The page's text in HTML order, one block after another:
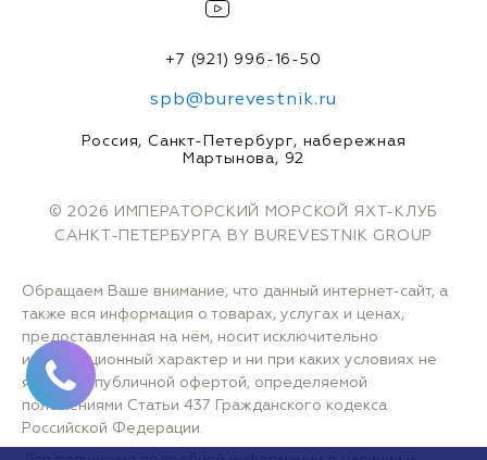
+7 (921) 996-16-50
spb@burevestnik.ru
Россия, Санкт-Петербург, набережная
Мартынова, 92
© 2026 ИМПЕРАТОРСКИЙ МОРСКОЙ ЯХТ-КЛУБ
САНКТ-ПЕТЕРБУРГА BY BUREVESTNIK GROUP
Обращаем Ваше внимание, что данный интернет-сайт, а
также вся информация о товарах, услугах и ценах,
предоставленная на нём, носит исключительно
информационный характер и ни при каких условиях не
является публичной офертой, определяемой
положениями Статьи 437 Гражданского кодекса
Российской Федерации.